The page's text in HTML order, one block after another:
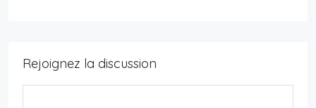
Rejoignez la discussion